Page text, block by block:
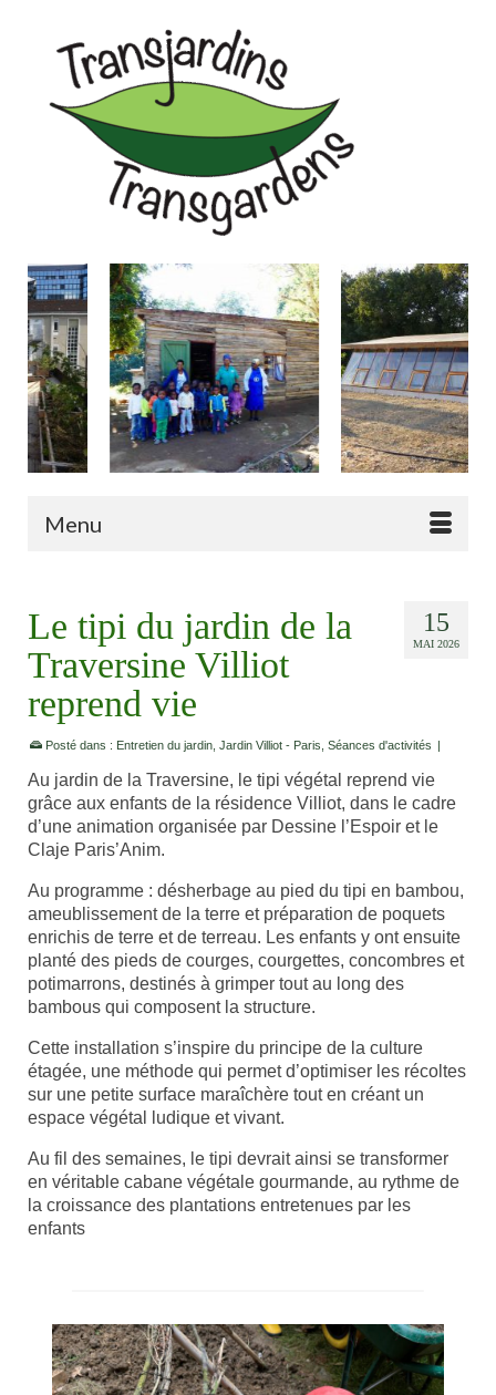
Menu
15
MAI 2026
Le tipi du jardin de la
Traversine Villiot
reprend vie
Posté dans : Entretien du jardin Jardin Villiot - Paris Séances d'activités |
Au jardin de la Traversine, le tipi végétal reprend vie
grâce aux enfants de la résidence Villiot, dans le cadre
d’une animation organisée par Dessine l’Espoir et le
Claje Paris’Anim.
Au programme : désherbage au pied du tipi en bambou,
ameublissement de la terre et préparation de poquets
enrichis de terre et de terreau. Les enfants y ont ensuite
planté des pieds de courges, courgettes, concombres et
potimarrons, destinés à grimper tout au long des
bambous qui composent la structure.
Cette installation s’inspire du principe de la culture
étagée, une méthode qui permet d’optimiser les récoltes
sur une petite surface maraîchère tout en créant un
espace végétal ludique et vivant.
Au fil des semaines, le tipi devrait ainsi se transformer
en véritable cabane végétale gourmande, au rythme de
la croissance des plantations entretenues par les
enfants